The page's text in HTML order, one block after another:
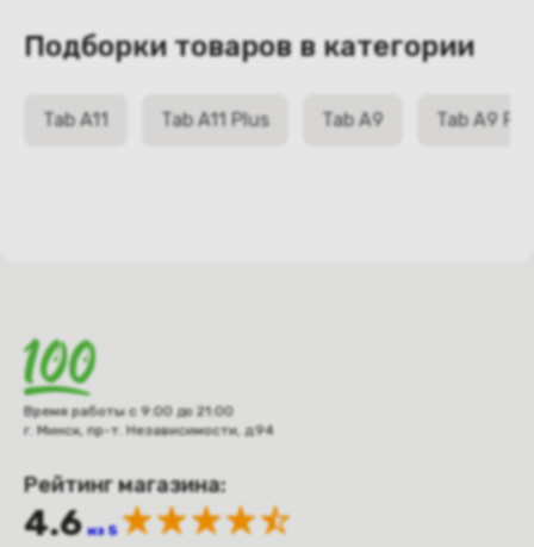
Подборки товаров в категории
Tab A11 Tab A11 Plus Tab A9 Tab A9
Время работы с 9:00 до 21:00
г. Минск, пр-т. Независимости, д.94
Рейтинг магазина:
4.6 из 5